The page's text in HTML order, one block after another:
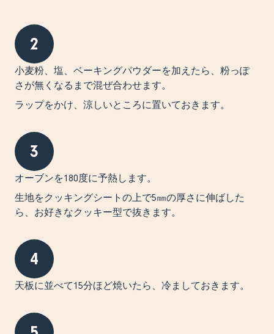
2
小麦粉、塩、ベーキングパウダーを加えたら、粉っぽ
さが無くなるまで混ぜ合わせます。
ラップをかけ、涼しいところに置いておきます。
3
オーブンを180度に予熱します。
生地をクッキングシートの上で5㎜の厚さに伸ばした
ら、お好きなクッキー型で抜きます。
4
天板に並べて15分ほど焼いたら、冷ましておきます。